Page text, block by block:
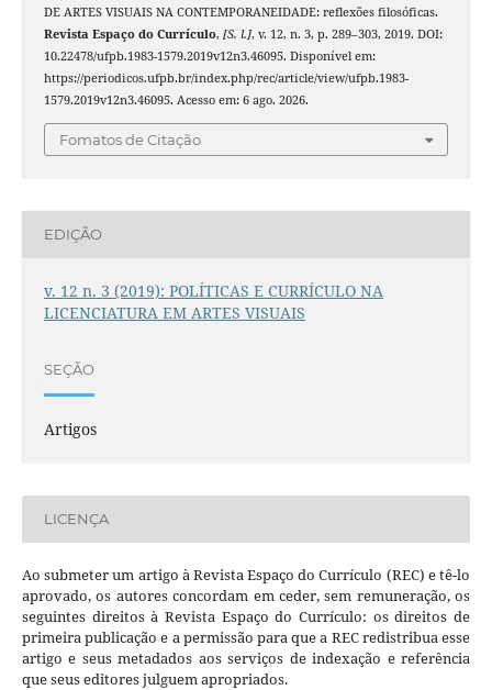
DE ARTES VISUAIS NA CONTEMPORANEIDADE: reflexões filosóficas.
Revista Espaço do Currículo, [S. l.], v. 12, n. 3, p. 289–303, 2019. DOI:
10.22478/ufpb.1983-1579.2019v12n3.46095. Disponível em:
https://periodicos.ufpb.br/index.php/rec/article/view/ufpb.1983-
1579.2019v12n3.46095. Acesso em: 6 ago. 2026.
Fomatos de Citação
EDIÇÃO
v. 12 n. 3 (2019): POLÍTICAS E CURRÍCULO NA
LICENCIATURA EM ARTES VISUAIS
SEÇÃO
Artigos
LICENÇA
Ao submeter um artigo à Revista Espaço do Currículo (REC) e tê-lo
aprovado, os autores concordam em ceder, sem remuneração, os
seguintes direitos à Revista Espaço do Currículo: os direitos de
primeira publicação e a permissão para que a REC redistribua esse
artigo e seus metadados aos serviços de indexação e referência
que seus editores julguem apropriados.